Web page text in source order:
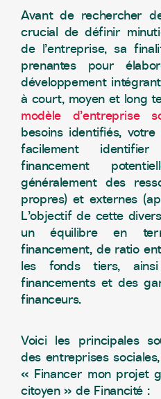
Avant de rechercher
crucial de définir
de l’entreprise, sa
prenantes pour
développement
à court, moyen et long
modèle d’entreprise
besoins identifiés,
facilement
financement
généralement des
propres) et externes
L’objectif de cette
un équilibre en
financement, de ratio
les fonds tiers,
financements et des
financeurs.
Voici les principales
des entreprises
« Financer mon projet
citoyen » de Financité :